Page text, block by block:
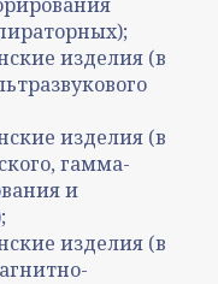
изделия (в
изделия (в
гамма-
и
изделия (в